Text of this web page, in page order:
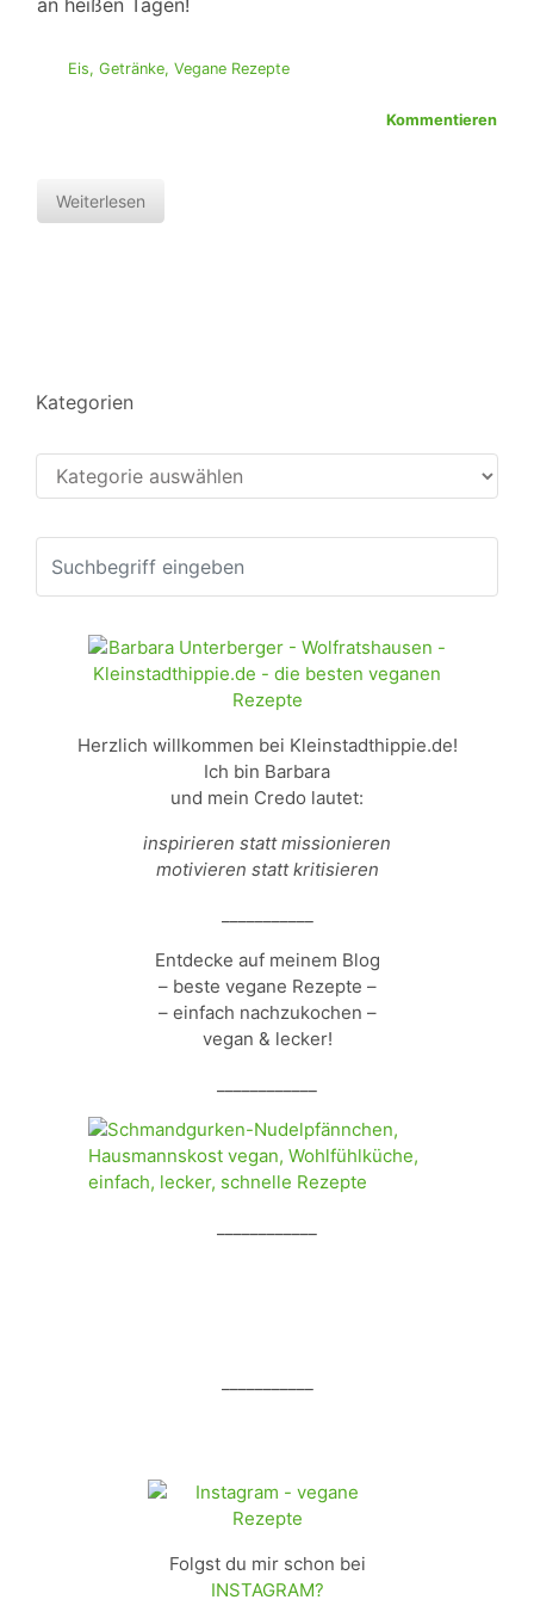
an heißen Tagen!
Eis, Getränke, Vegane Rezepte
Kommentieren
Weiterlesen
Kategorien
Kategorien
Herzlich willkommen bei Kleinstadthippie.de!
Ich bin Barbara
und mein Credo lautet:
inspirieren statt missionieren
motivieren statt kritisieren
Entdecke auf meinem Blog
– beste vegane Rezepte –
– einfach nachzukochen –
vegan & lecker!
Folgst du mir schon bei
INSTAGRAM?